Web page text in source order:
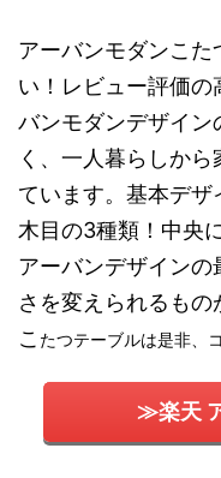
アーバンモダンこた
い！レビュー評価
バンモダンデザイン
く、一人暮らしか
ています。基本デザ
木目の3種類！中央
アーバンデザイン
さを変えられるも
こ たつテーブルは是非、
≫楽天